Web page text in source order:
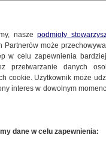
naszepodmioty
Partnerów może
w celu zapewnienia
przetwarzanie danych
cookie. Użytkownik może
interes w dowolnym
dane w celu zapewnienia: